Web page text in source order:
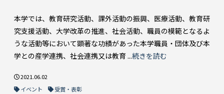
本学では、教育研究活動、課外活動の振興、医療活動、教育研
究支援活動、大学改革の推進、社会活動、職員の模範となるよ
うな活動等において顕著な功績があった本学職員・団体及び本
学との産学連携、社会連携又は教育 ...続きを読む
2021.06.02
イベント
受賞・表彰